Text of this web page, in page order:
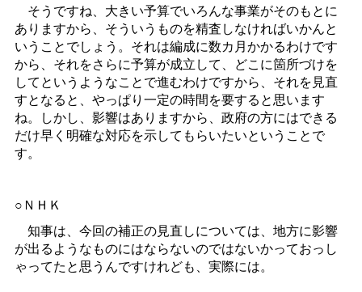
そうですね、大きい予算でいろんな事業がそのもとに
ありますから、そういうものを精査しなければいかんと
いうことでしょう。それは編成に数カ月かかるわけです
から、それをさらに予算が成立して、どこに箇所づけを
してというようなことで進むわけですから、それを見直
すとなると、やっぱり一定の時間を要すると思います
ね。しかし、影響はありますから、政府の方にはできる
だけ早く明確な対応を示してもらいたいということで
す。
○ＮＨＫ
知事は、今回の補正の見直しについては、地方に影響
が出るようなものにはならないのではないかっておっし
ゃってたと思うんですけれども、実際には。